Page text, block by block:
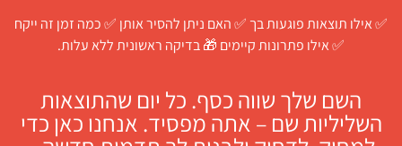
✅ אילו תוצאות פוגעות בך ✅ האם ניתן להסיר אותן ✅ כמה זמן זה ייקח
✅ אילו פתרונות קיימים 🎁 בדיקה ראשונית ללא עלות.
השם שלך שווה כסף. כל יום שהתוצאות
השליליות שם – אתה מפסיד. אנחנו כאן כדי